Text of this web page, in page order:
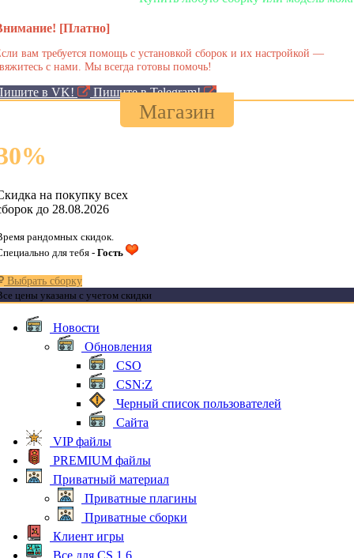
[Платно]
вам требуется помощь с установкой сборок и их настройкой —
с нами. Мы всегда готовы помочь!
в VK! Пишите в Telegram!
Магазин
%
на покупку всех
до 28.08.2026
рандомных скидок.
для тебя - Гость
Выбрать сборку
цены указаны с учетом скидки
Новости
Обновления
CSO
CSN:Z
Черный список пользователей
Сайта
VIP файлы
PREMIUM файлы
Приватный материал
Приватные плагины
Приватные сборки
Клиент игры
Все для CS 1.6